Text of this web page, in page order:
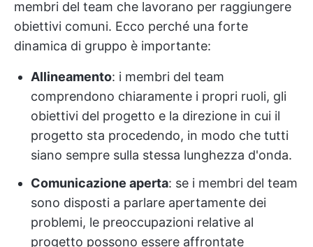
membri del team che lavorano per raggiungere
obiettivi comuni. Ecco perché una forte
dinamica di gruppo è importante:
Allineamento: i membri del team
comprendono chiaramente i propri ruoli, gli
obiettivi del progetto e la direzione in cui il
progetto sta procedendo, in modo che tutti
siano sempre sulla stessa lunghezza d'onda.
Comunicazione aperta: se i membri del team
sono disposti a parlare apertamente dei
problemi, le preoccupazioni relative al
progetto possono essere affrontate